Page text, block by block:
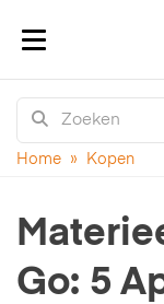
Navigatie in-/
Home » Kopen
Go: 5